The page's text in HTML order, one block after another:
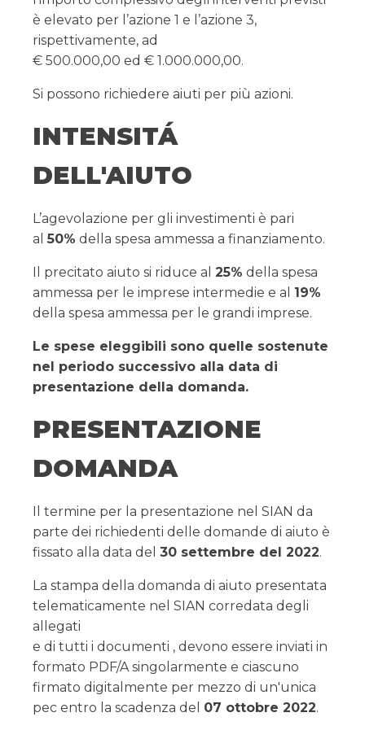
è elevato per l’azione 1 e l’azione 3,
rispettivamente, ad
€ 500.000,00 ed € 1.000.000,00.
Si possono richiedere aiuti per più azioni.
INTENSITÁ
DELL'AIUTO
L’agevolazione per gli investimenti è pari
al 50% della spesa ammessa a finanziamento.
Il precitato aiuto si riduce al 25% della spesa
ammessa per le imprese intermedie e al 19%
della spesa ammessa per le grandi imprese.
Le spese eleggibili sono quelle sostenute
nel periodo successivo alla data di
presentazione della domanda.
PRESENTAZIONE
DOMANDA
Il termine per la presentazione nel SIAN da
parte dei richiedenti delle domande di aiuto è
fissato alla data del 30 settembre del 2022.
La stampa della domanda di aiuto presentata
telematicamente nel SIAN corredata degli
allegati
e di tutti i documenti , devono essere inviati in
formato PDF/A singolarmente e ciascuno
firmato digitalmente per mezzo di un'unica
pec entro la scadenza del 07 ottobre 2022.